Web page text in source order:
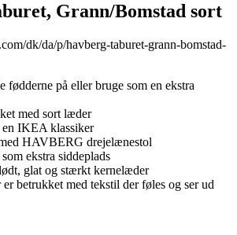
Grann/Bomstad sort
dk/da/p/havberg-taburet-grann-bomstad-
fødderne på eller bruge som en ekstra
med sort læder
IKEA klassiker
HAVBERG drejelænestol
ekstra siddeplads
glat og stærkt kernelæder
betrukket med tekstil der føles og ser ud